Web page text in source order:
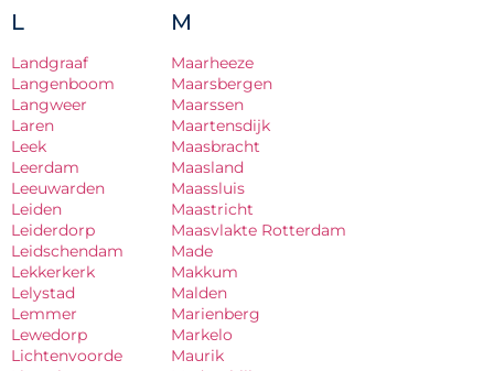
L
Landgraaf
Langenboom
Langweer
Laren
Leek
Leerdam
Leeuwarden
Leiden
Leiderdorp
Leidschendam
Lekkerkerk
Lelystad
Lemmer
Lewedorp
Lichtenvoorde
M
Maarheeze
Maarsbergen
Maarssen
Maartensdijk
Maasbracht
Maasland
Maassluis
Maastricht
Maasvlakte Rotterdam
Made
Makkum
Malden
Marienberg
Markelo
Maurik